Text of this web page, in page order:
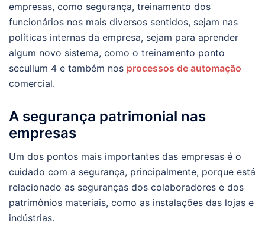
empresas, como segurança, treinamento dos
funcionários nos mais diversos sentidos, sejam nas
políticas internas da empresa, sejam para aprender
algum novo sistema, como o treinamento ponto
secullum 4 e também nos processos de automação
comercial.
A segurança patrimonial nas
empresas
Um dos pontos mais importantes das empresas é o
cuidado com a segurança, principalmente, porque está
relacionado as seguranças dos colaboradores e dos
patrimônios materiais, como as instalações das lojas e
indústrias.